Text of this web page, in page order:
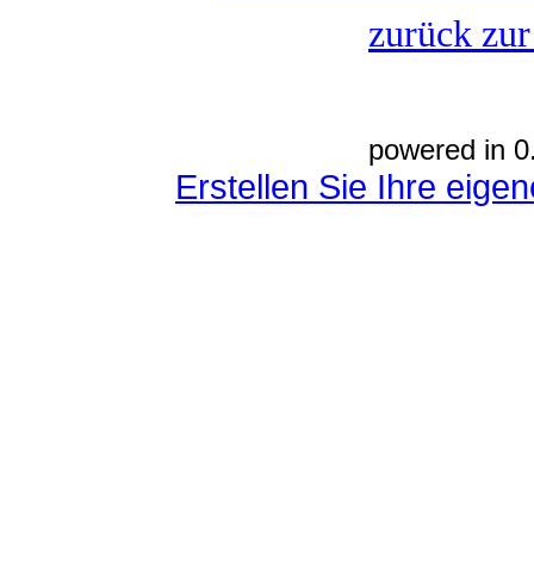
zurück
powered in
Erstellen Sie Ihre